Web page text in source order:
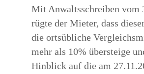
Mit Anwaltsschreiben vom
rügte der Mieter, dass
die ortsübliche
mehr als 10% übersteige
Hinblick auf die am